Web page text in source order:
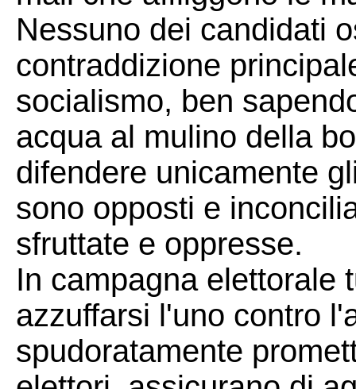
Nessuno dei candidati
contraddizione
socialismo, ben
acqua al mulino della
difendere unicamente
sono opposti e
sfruttate e oppresse.
In campagna elettorale
azzuffarsi l'uno contro
spudoratamente